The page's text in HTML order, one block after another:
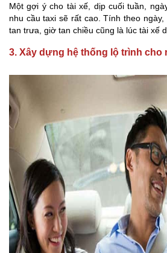
Một gợi ý cho tài xế, dịp cuối tuần,
nhu cầu taxi sẽ rất cao. Tính theo
tan trưa, giờ tan chiều cũng là lúc tài xế
3. Xây dựng hệ thống lộ trình cho